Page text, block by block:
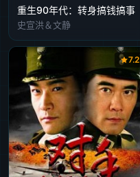
重生90年代：转身搞钱搞事
史宣洪＆文静
7.2